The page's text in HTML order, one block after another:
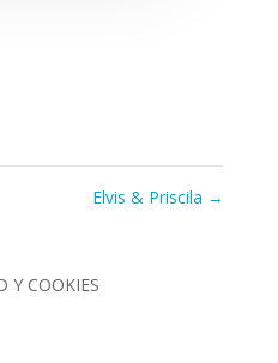
Elvis & Priscila →
Y COOKIES